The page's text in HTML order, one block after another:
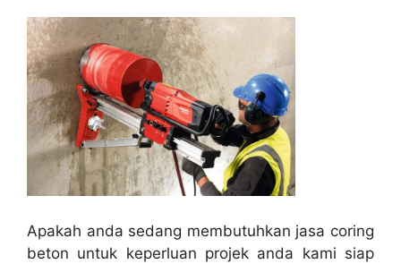
Apakah anda sedang membutuhkan jasa coring
beton untuk keperluan projek anda kami siap